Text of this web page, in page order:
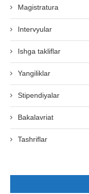
Magistratura
Intervyular
Ishga takliflar
Yangiliklar
Stipendiyalar
Bakalavriat
Tashriflar